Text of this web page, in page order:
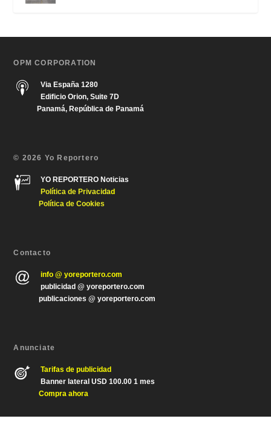
OPM CORPORATION
Via España 1280
Edificio Orion, Suite 7D
Panamá, República de Panamá
© 2026 Yo Reportero
YO REPORTERO Noticias
Política de Privacidad
Política de Cookies
Contacto
info @ yoreportero.com
publicidad @ yoreportero.com
publicaciones @ yoreportero.com
Anunciate
Tarifas de publicidad
Banner lateral USD 100.00 1 mes
Compra ahora